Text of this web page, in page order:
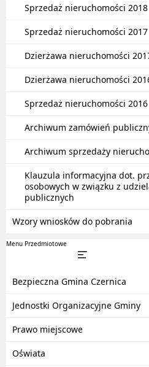
Sprzedaż nieruchomości 2018
Sprzedaż nieruchomości 2017
Dzierżawa nieruchomości
Dzierżawa nieruchomości
Sprzedaż nieruchomości 2016
Archiwum zamówień
Archiwum sprzedaży
Klauzula informacyjna dot.
osobowych w związku z
publicznych
Wzory wniosków do pobrania
Menu Przedmiotowe
Bezpieczna Gmina Czernica
Jednostki Organizacyjne Gminy
Prawo miejscowe
Oświata